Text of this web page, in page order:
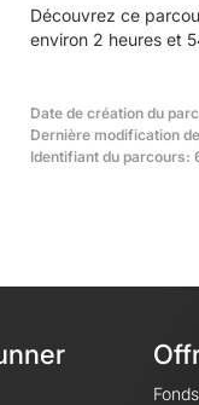
Découvrez ce
environ 2 heures et
Date de création du
Dernière modification
Identifiant du parcours: